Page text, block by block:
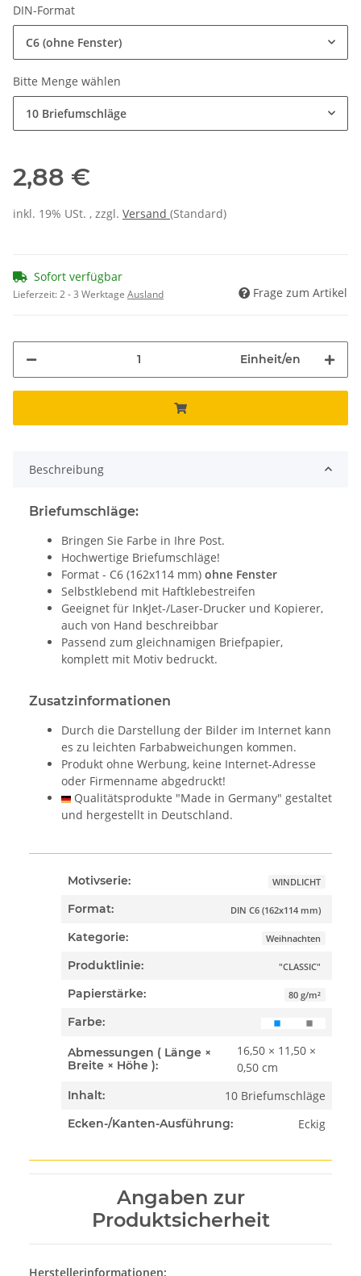
DIN-Format
C6 (ohne Fenster)
Bitte Menge wählen
10 Briefumschläge
2,88 €
inkl. 19% USt. , zzgl. Versand (Standard)
Sofort verfügbar
Lieferzeit:2 - 3 Werktage Ausland Frage zum Artikel
Einheit/en
Beschreibung
Briefumschläge:
Bringen Sie Farbe in Ihre Post.
Hochwertige Briefumschläge!
Format - C6 (162x114 mm) ohne Fenster
Selbstklebend mit Haftklebestreifen
Geeignet für InkJet-/Laser-Drucker und Kopierer,
auch von Hand beschreibbar
Passend zum gleichnamigen Briefpapier,
komplett mit Motiv bedruckt.
Zusatzinformationen
Durch die Darstellung der Bilder im Internet kann
es zu leichten Farbabweichungen kommen.
Produkt ohne Werbung, keine Internet-Adresse
oder Firmenname abgedruckt!
Qualitätsprodukte "Made in Germany" gestaltet
und hergestellt in Deutschland.
Motivserie: WINDLICHT
Format: DIN C6 (162x114 mm)
Kategorie: Weihnachten
Produktlinie: "CLASSIC"
Papierstärke: 80 g/m²
Farbe:
Abmessungen ( Länge ×
Breite × Höhe ):
16,50 × 11,50 ×
0,50 cm
Inhalt: 10 Briefumschläge
Ecken-/Kanten-Ausführung: Eckig
Angaben zur
Produktsicherheit
Herstellerinformationen: